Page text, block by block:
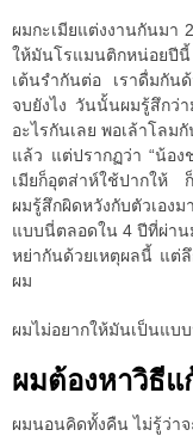
ผมกะเมียแต่งงานกันมา
ให้มันโรแมนติกหน่อยปี
เต้นรำกันต่อ เราดื่มกัน
จบยังไง วันนั้นผมรู้สึกว่
อะไรกันเลย พอเล้าโลม
แล้ว แต่ปรากฏว่า “น้อง
เมียก็อุตส่าห์ใช้ปากให้
ผมรู้สึกผิดหวังกับตัวเอ
แบบนี่ตลอดใน 4 ปีที่ผ่าน
หย่ากันด้วยเหตุผลนี้ แต่
ผม
ผมไม่อยากให้มันเป็นแบ
ผมต้องหาวิธีแ
ผมนอนคิดทั้งคืน ไม่รู้ว่า